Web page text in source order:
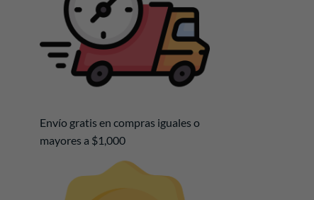
Envío gratis en compras iguales o
mayores a $1,000